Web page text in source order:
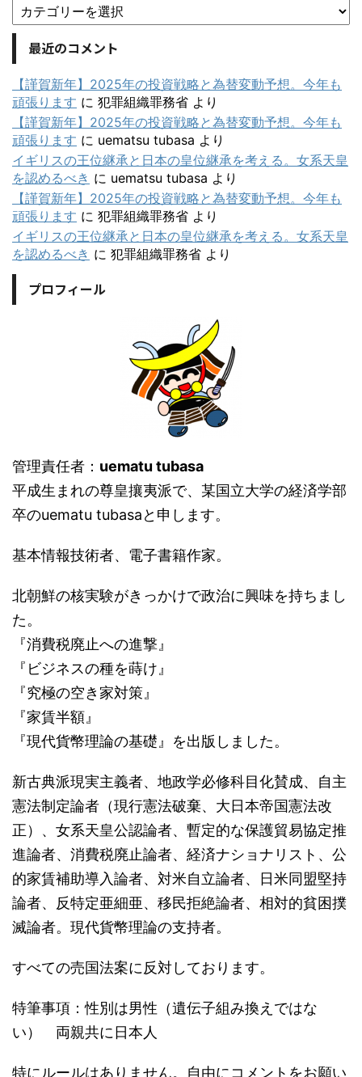
最近のコメント
【謹賀新年】2025年の投資戦略と為替変動予想。今年も
頑張ります に 犯罪組織罪務省 より
【謹賀新年】2025年の投資戦略と為替変動予想。今年も
頑張ります に uematsu tubasa より
イギリスの王位継承と日本の皇位継承を考える。女系天皇
を認めるべき に uematsu tubasa より
【謹賀新年】2025年の投資戦略と為替変動予想。今年も
頑張ります に 犯罪組織罪務省 より
イギリスの王位継承と日本の皇位継承を考える。女系天皇
を認めるべき に 犯罪組織罪務省 より
プロフィール
管理責任者： uematu tubasa
平成生まれの尊皇攘夷派で、某国立大学の経済学部
卒のuematu tubasaと申します。
基本情報技術者、電子書籍作家。
北朝鮮の核実験がきっかけで政治に興味を持ちまし
た。
『消費税廃止への進撃』
『ビジネスの種を蒔け』
『究極の空き家対策』
『家賃半額』
『現代貨幣理論の基礎』を出版しました。
新古典派現実主義者、地政学必修科目化賛成、自主
憲法制定論者（現行憲法破棄、大日本帝国憲法改
正）、女系天皇公認論者、暫定的な保護貿易協定推
進論者、消費税廃止論者、経済ナショナリスト、公
的家賃補助導入論者、対米自立論者、日米同盟堅持
論者、反特定亜細亜、移民拒絶論者、相対的貧困撲
滅論者。現代貨幣理論の支持者。
すべての売国法案に反対しております。
特筆事項：性別は男性（遺伝子組み換えではな
い） 両親共に日本人
特にルールはありません。自由にコメントをお願い